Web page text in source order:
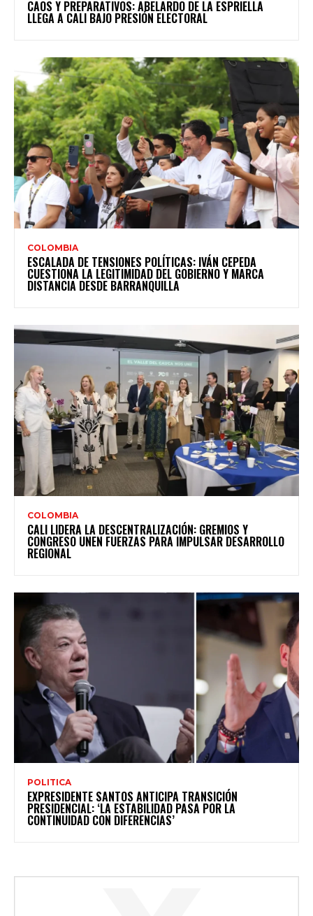
CAOS Y PREPARATIVOS: ABELARDO DE LA ESPRIELLA
LLEGA A CALI BAJO PRESIÓN ELECTORAL
COLOMBIA
ESCALADA DE TENSIONES POLÍTICAS: IVÁN CEPEDA
CUESTIONA LA LEGITIMIDAD DEL GOBIERNO Y MARCA
DISTANCIA DESDE BARRANQUILLA
COLOMBIA
CALI LIDERA LA DESCENTRALIZACIÓN: GREMIOS Y
CONGRESO UNEN FUERZAS PARA IMPULSAR DESARROLLO
REGIONAL
POLITICA
EXPRESIDENTE SANTOS ANTICIPA TRANSICIÓN
PRESIDENCIAL: ‘LA ESTABILIDAD PASA POR LA
CONTINUIDAD CON DIFERENCIAS’